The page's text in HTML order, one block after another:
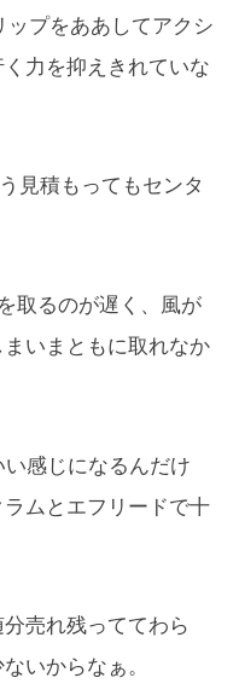
プをああしてアクシ
力を抑えきれていな
見積もってもセンタ
取るのが遅く、風が
いまともに取れなか
感じになるんだけ
ムとエフリードで十
売れ残っててわら
いからなぁ。